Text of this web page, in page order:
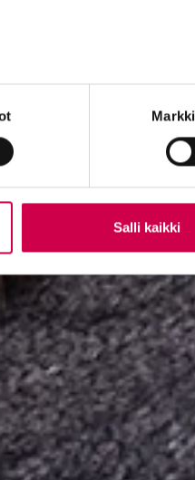
Salli kaikki